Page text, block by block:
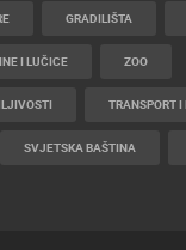
GRADILIŠTA
I LUČICE ZOO
TRANSPORT I
SVJETSKA BAŠTINA